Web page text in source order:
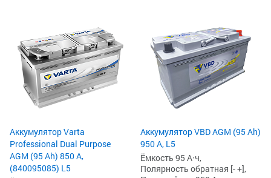
Аккумулятор Varta
Professional Dual Purpose
AGM (95 Ah) 850 А,
(840095085) L5
Аккумулятор VBD AGM (95 Ah)
950 А, L5
Ёмкость 95 А·ч,
Полярность обратная [- +],